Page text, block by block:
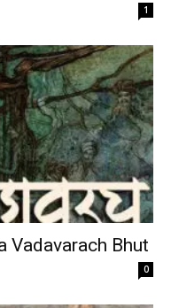
1
Vadavarach Bhut
0